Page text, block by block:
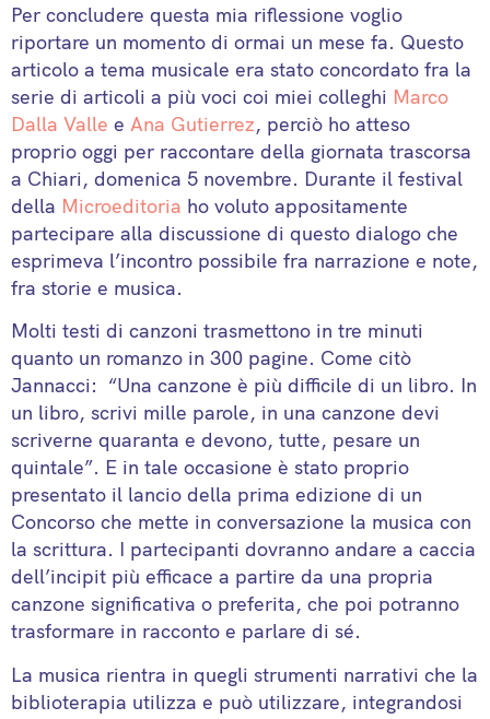
Per concludere questa mia riflessione voglio
riportare un momento di ormai un mese fa. Questo
articolo a tema musicale era stato concordato fra la
serie di articoli a più voci coi miei colleghi Marco
Dalla Valle e Ana Gutierrez, perciò ho atteso
proprio oggi per raccontare della giornata trascorsa
a Chiari, domenica 5 novembre. Durante il festival
della Microeditoria ho voluto appositamente
partecipare alla discussione di questo dialogo che
esprimeva l’incontro possibile fra narrazione e note,
fra storie e musica.
Molti testi di canzoni trasmettono in tre minuti
quanto un romanzo in 300 pagine. Come citò
Jannacci: “Una canzone è più difficile di un libro. In
un libro, scrivi mille parole, in una canzone devi
scriverne quaranta e devono, tutte, pesare un
quintale”. E in tale occasione è stato proprio
presentato il lancio della prima edizione di un
Concorso che mette in conversazione la musica con
la scrittura. I partecipanti dovranno andare a caccia
dell’incipit più efficace a partire da una propria
canzone significativa o preferita, che poi potranno
trasformare in racconto e parlare di sé.
La musica rientra in quegli strumenti narrativi che la
biblioterapia utilizza e può utilizzare, integrandosi